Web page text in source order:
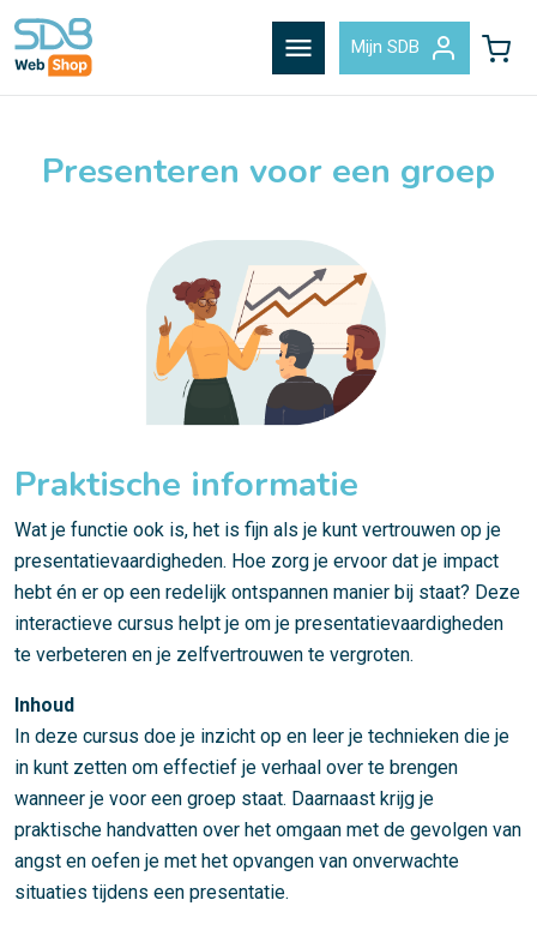
menu Mijn SDB
Presenteren voor een groep
Praktische informatie
Wat je functie ook is, het is fijn als je kunt vertrouwen op je
presentatievaardigheden. Hoe zorg je ervoor dat je impact
hebt én er op een redelijk ontspannen manier bij staat? Deze
interactieve cursus helpt je om je presentatievaardigheden
te verbeteren en je zelfvertrouwen te vergroten.
Inhoud
In deze cursus doe je inzicht op en leer je technieken die je
in kunt zetten om effectief je verhaal over te brengen
wanneer je voor een groep staat. Daarnaast krijg je
praktische handvatten over het omgaan met de gevolgen van
angst en oefen je met het opvangen van onverwachte
situaties tijdens een presentatie.